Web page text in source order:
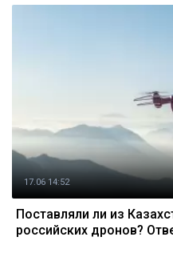
17.06 14:52
Поставляли ли из
российских дронов?